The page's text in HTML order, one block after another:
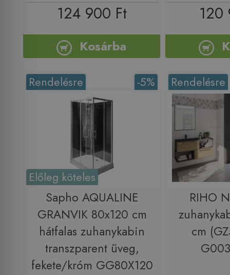
124 900 Ft
Kosárba
120
-5%
Rendelésre
Előleg köteles
Sapho AQUALINE
GRANVIK 80x120 cm
hátfalas zuhanykabin
transzparent üveg,
fekete/króm GG80X120
Rendelésre
RIHO
cm